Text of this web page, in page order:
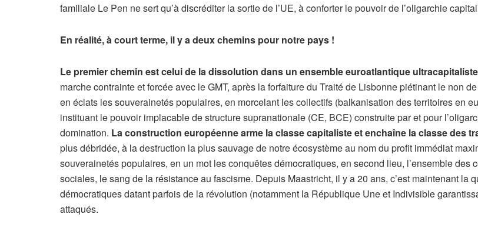
familiale Le Pen ne sert qu’à discréditer la sortie de l’UE, à conforter le pouvoir de l’oligarchie
En réalité, à court terme, il y a deux chemins pour notre pays !
Le premier chemin est celui de la dissolution dans un ensemble euroatlantique
marche contrainte et forcée avec le GMT, après la forfaiture du Traité de Lisbonne piétinant le non
en éclats les souverainetés populaires, en morcelant les collectifs (balkanisation des territoires en
instituant le pouvoir implacable de structure supranationale (CE, BCE) construite par et pour
domination. La construction européenne arme la classe capitaliste et enchaîne la classe des
plus débridée, à la destruction la plus sauvage de notre écosystème au nom du profit immédiat
souverainetés populaires, en un mot les conquêtes démocratiques, en second lieu, l’ensemble
sociales, le sang de la résistance au fascisme. Depuis Maastricht, il y a 20 ans, c’est maintenant la
démocratiques datant parfois de la révolution (notamment la République Une et Indivisible
attaqués.